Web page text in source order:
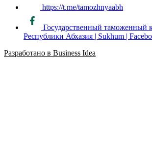
https://t.me/tamozhnyaabh
Государственный таможенный
Республики Абхазия | Sukhum |
Разработано в Business Idea